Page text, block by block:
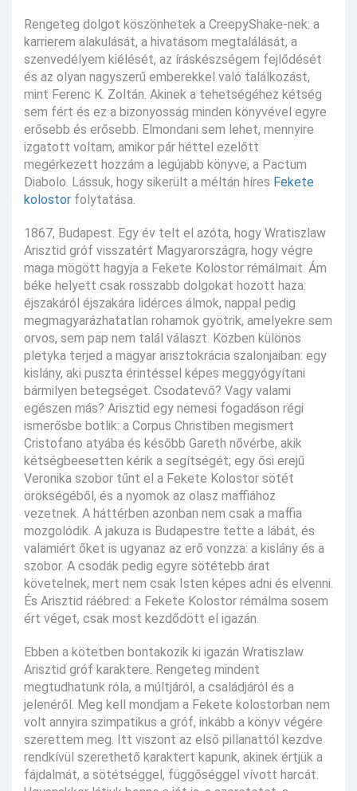
Rengeteg dolgot köszönhetek a CreepyShake-nek: a
karrierem alakulását, a hivatásom megtalálását, a
szenvedélyem kiélését, az íráskészségem fejlődését
és az olyan nagyszerű emberekkel való találkozást,
mint Ferenc K. Zoltán. Akinek a tehetségéhez kétség
sem fért és ez a bizonyosság minden könyvével egyre
erősebb és erősebb. Elmondani sem lehet, mennyire
izgatott voltam, amikor pár héttel ezelőtt
megérkezett hozzám a legújabb könyve, a Pactum
Diabolo. Lássuk, hogy sikerült a méltán híres Fekete
kolostor folytatása.
1867, Budapest. Egy év telt el azóta, hogy Wratiszlaw
Arisztid gróf visszatért Magyarországra, hogy végre
maga mögött hagyja a Fekete Kolostor rémálmait. Ám
béke helyett csak rosszabb dolgokat hozott haza:
éjszakáról éjszakára lidérces álmok, nappal pedig
megmagyarázhatatlan rohamok gyötrik, amelyekre sem
orvos, sem pap nem talál választ. Közben különös
pletyka terjed a magyar arisztokrácia szalonjaiban: egy
kislány, aki puszta érintéssel képes meggyógyítani
bármilyen betegséget. Csodatevő? Vagy valami
egészen más? Arisztid egy nemesi fogadáson régi
ismerősbe botlik: a Corpus Christiben megismert
Cristofano atyába és később Gareth nővérbe, akik
kétségbeesetten kérik a segítségét; egy ősi erejű
Veronika szobor tűnt el a Fekete Kolostor sötét
örökségéből, és a nyomok az olasz maffiához
vezetnek. A háttérben azonban nem csak a maffia
mozgolódik. A jakuza is Budapestre tette a lábát, és
valamiért őket is ugyanaz az erő vonzza: a kislány és a
szobor. A csodák pedig egyre sötétebb árat
követelnek, mert nem csak Isten képes adni és elvenni.
És Arisztid ráébred: a Fekete Kolostor rémálma sosem
ért véget, csak most kezdődött el igazán.
Ebben a kötetben bontakozik ki igazán Wratiszlaw
Arisztid gróf karaktere. Rengeteg mindent
megtudhatunk róla, a múltjáról, a családjáról és a
jelenéről. Meg kell mondjam a Fekete kolostorban nem
volt annyira szimpatikus a gróf, inkább a könyv végére
szerettem meg. Itt viszont az első pillanattól kezdve
rendkívül szerethető karaktert kapunk, akinek értjük a
fájdalmát, a sötétséggel, függőséggel vívott harcát.